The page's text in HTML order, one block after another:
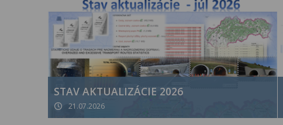
STAV AKTUALIZÁCIE 2026
21.07.2026